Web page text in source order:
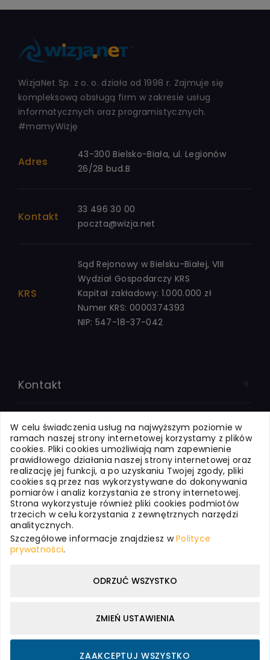
W celu świadczenia usług na najwyższym poziomie w
ramach naszej strony internetowej korzystamy z plików
cookies. Pliki cookies umożliwiają nam zapewnienie
prawidłowego działania naszej strony internetowej oraz
realizację jej funkcji, a po uzyskaniu Twojej zgody, pliki
cookies są przez nas wykorzystywane do dokonywania
pomiarów i analiz korzystania ze strony internetowej.
Strona wykorzystuje również pliki cookies podmiotów
trzecich w celu korzystania z zewnętrznych narzędzi
analitycznych.
Szczegółowe informacje znajdziesz wPolityce
prywatności.
ODRZUĆ WSZYSTKO
ZMIEŃ USTAWIENIA
ZAAKCEPTUJ WSZYSTKO
WizjaNet Sp. z o. o. działa od 1998 r. Zajmuje się
kompleksową obsługą firm w zakresie usług
informatycznych oraz programistycznych.
#mamyWizję
Adres
43-300 Bielsko-Biała, ul. Legionów
26/28 bud.B
Kontakt
33 496 30 00
poczta@wizja.net
KRS
Sąd Rejonowy w Bielsku-Białej, VIII
Wydział Gospodarczy KRS
Kapitał zakładowy: 1.000.000 zł
Numer KRS: 0000374393
NIP: 547-18-37-042
Kontakt
Systemy dla Firm
Systemy dla Oświaty
Usługi internetowe
WizjaNet - o nas
WizjaNet. Wszystkie prawa zastrzeżone.